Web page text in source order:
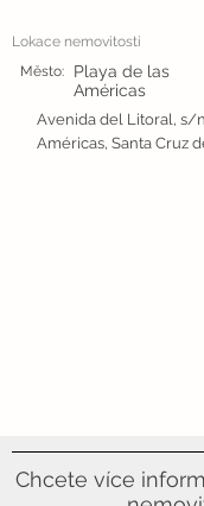
Lokace nemovitosti
Město:
Playa de las
Américas
Avenida del Litoral, s/
Américas, Santa Cruz
Chcete více